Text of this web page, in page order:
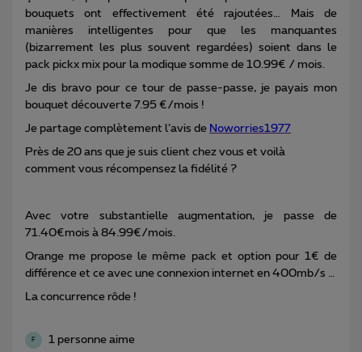
bouquets ont effectivement été rajoutées… Mais de
manières intelligentes pour que les manquantes
(bizarrement les plus souvent regardées) soient dans le
pack pickx mix pour la modique somme de 10.99€ / mois.
Je dis bravo pour ce tour de passe-passe, je payais mon
bouquet découverte 7.95 €/mois !
Je partage complètement l’avis de Noworries1977
Près de 20 ans que je suis client chez vous et voilà
comment vous récompensez la fidélité ?
Avec votre substantielle augmentation, je passe de
71.40€mois à 84.99€/mois.
Orange me propose le même pack et option pour 1€ de
différence et ce avec une connexion internet en 400mb/s …
La concurrence rôde !
F 1 personne aime